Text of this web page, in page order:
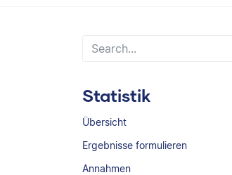
Statistik
Übersicht
Ergebnisse formulieren
Annahmen